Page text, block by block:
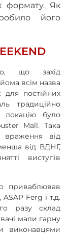
формату. Як
його
що захід
всім назва
для постійних
традиційно
було
Mall. Така
від
від ВДНГ,
виступів
приваблював
Ferg і т.д.
разу склад
мали гарну
виконавцями